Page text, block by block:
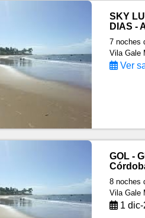
SKY
DIAS -
7 noches
Vila Gale
Ver
GOL -
8 noches
Vila Gale
1 dic-